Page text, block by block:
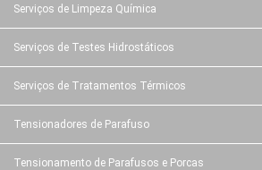
Serviços de Limpeza Química
Serviços de Testes Hidrostáticos
Serviços de Tratamentos Térmicos
Tensionadores de Parafuso
Tensionamento de Parafusos e Porcas